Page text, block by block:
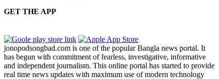
GET THE APP
jonopodsongbad.com is one of the popular Bangla news portal. It
has begun with commitment of fearless, investigative, informative
and independent journalism. This online portal has started to provide
real time news updates with maximum use of modern technology